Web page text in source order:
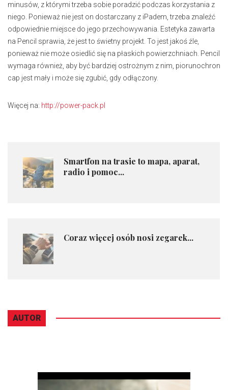
minusów, z którymi trzeba sobie poradzić podczas korzystania z
niego. Ponieważ nie jest on dostarczany z iPadem, trzeba znaleźć
odpowiednie miejsce do jego przechowywania. Estetyka zawarta
na Pencil sprawia, że jest to świetny projekt. To jest jakoś źle,
ponieważ nie może osiedlić się na płaskich powierzchniach. Pencil
wymaga również, aby być bardziej ostrożnym z nim, piorunochron
cap jest mały i może się zgubić, gdy odłączony.
Więcej na: http://power-pack.pl
Smartfon na trasie to mapa, aparat,
radio i pomoc...
Coraz więcej osób nosi zegarek...
AUTOR